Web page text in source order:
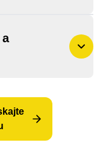
a kedy ho